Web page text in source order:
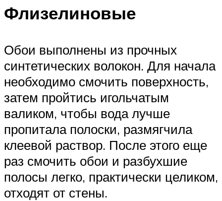
Флизелиновые
Обои выполнены из прочных
синтетических волокон. Для начала
необходимо смочить поверхность,
затем пройтись игольчатым
валиком, чтобы вода лучше
пропитала полоски, размягчила
клеевой раствор. После этого еще
раз смочить обои и разбухшие
полосы легко, практически целиком,
отходят от стены.